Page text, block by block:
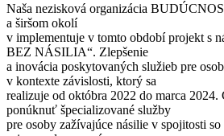
Naša nezisková organizácia
a širšom okolí
v implementuje v tomto období projekt s
BEZ NÁSILIA“. Zlepšenie
a inovácia poskytovaných služieb pre
v kontexte závislosti, ktorý sa
realizuje od októbra 2022 do marca
ponúknuť špecializované služby
pre osoby zažívajúce násilie v spojitosti